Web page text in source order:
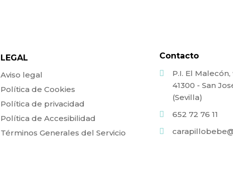
LEGAL
Aviso legal
Política de Cookies
Política de privacidad
Política de Accesibilidad
Términos Generales del Servicio
Contacto
P.I. El Malecón,
41300 - San
(Sevilla)
652 72 76 11